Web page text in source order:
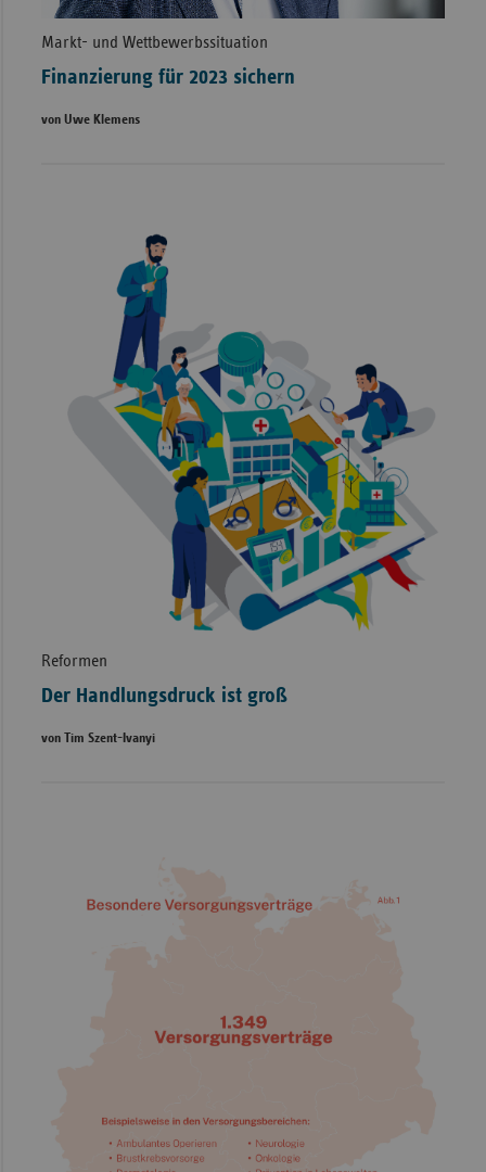
Markt- und Wettbewerbssituation
Finanzierung für 2023 sichern
von Uwe Klemens
Reformen
Der Handlungsdruck ist groß
von Tim Szent-Ivanyi